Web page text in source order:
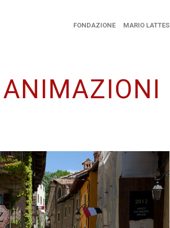
FONDAZIONE MARIO LATTES